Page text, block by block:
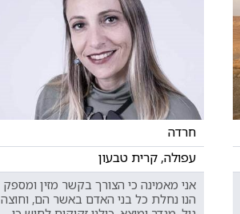
חרדה
עפולה, קרית טבעון
אני מאמינה כי הצורך בקשר מזין ומספק
הנו נחלת כל בני האדם באשר הם, וחוצה